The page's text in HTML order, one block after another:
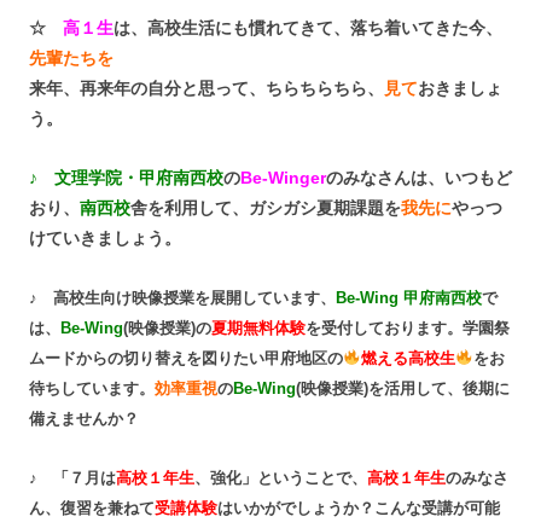
☆ 高１生は、高校生活にも慣れてきて、落ち着いてきた今、
先輩たちを
来年、再来年の自分と思って、ちらちらちら、
見ておきましょ
う。
♪ 文理学院・甲府南西校のBe-Wingerのみなさんは、いつもど
おり、 南西校舎を利用して、ガシガシ夏期課題を我先にやっつ
けていきましょう。
♪ 高校生向け映像授業を展開しています、 Be-Wing 甲府南西校で
は、
Be-Wing(映像授業)の夏期無料体験を受付しております。学園祭
ムードからの切り替えを図りたい甲府地区の
燃える高校生
をお
待ちしています。 効率重視のBe-Wing(映像授業)を活用して、後期に
備えませんか？
♪ 「７月は高校１年生、強化」ということで、 高校１年生のみなさ
ん、復習を兼ねて受講体験はいかがでしょうか？こんな受講が可能